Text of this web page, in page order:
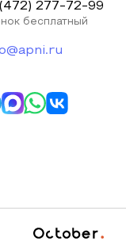
277-72-99
бесплатный